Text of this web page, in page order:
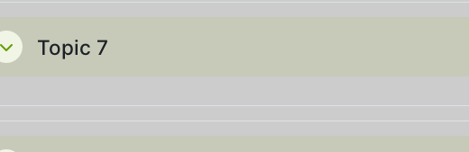
EinklappenTopic 7